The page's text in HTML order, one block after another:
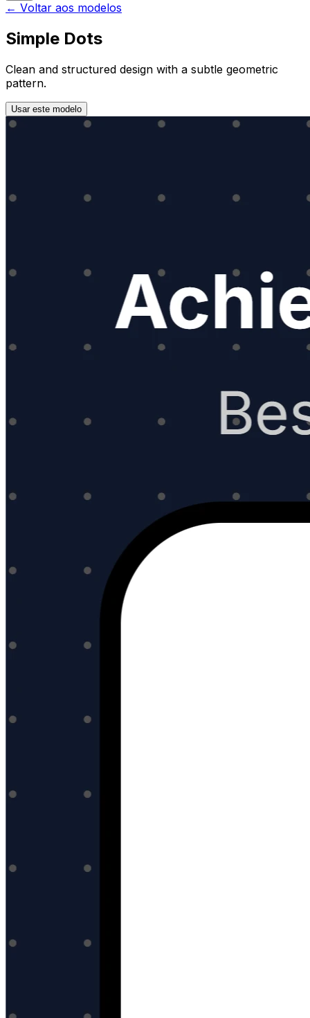
← Voltar aos modelos
Simple Dots
Clean and structured design with a subtle geometric
pattern.
Usar este modelo